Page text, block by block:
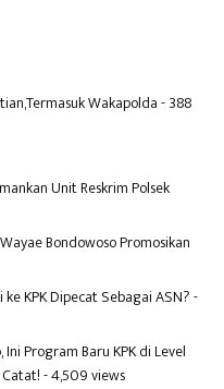
Wakapolda- 388
Unit Reskrim Polsek
Bondowoso Promosikan
KPK Dipecat Sebagai ASN?-
Program Baru KPK di Level
- 4,509 views